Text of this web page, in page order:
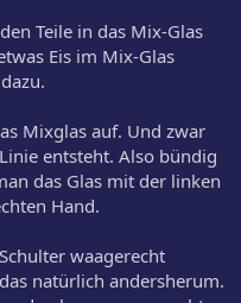
Teile in das Mix-Glas
Eis im Mix-Glas
Mixglas auf. Und zwar
entsteht. Also bündig
das Glas mit der linken
Hand.
waagerecht
natürlich andersherum.